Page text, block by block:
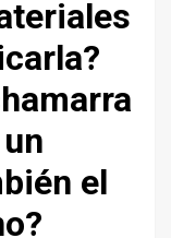
el